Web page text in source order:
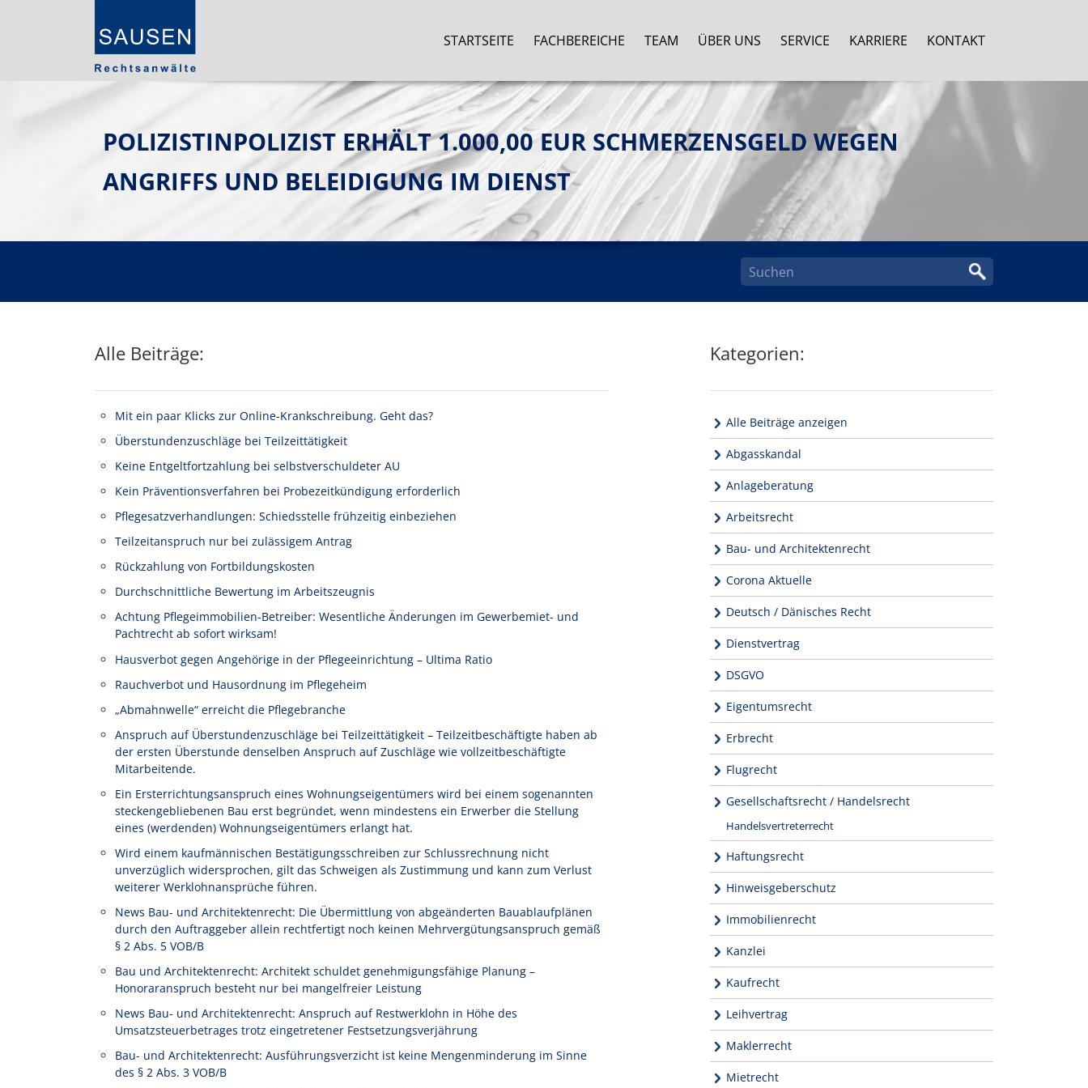
STARTSEITE FACHBEREICHE TEAM ÜBER UNS SERVICE KARRIERE KONTAKT
POLIZISTINPOLIZIST ERHÄLT 1.000,00 EUR SCHMERZENSGELD WEGEN
ANGRIFFS UND BELEIDIGUNG IM DIENST
Alle Beiträge:
Mit ein paar Klicks zur Online-Krankschreibung. Geht das?
Überstundenzuschläge bei Teilzeittätigkeit
Keine Entgeltfortzahlung bei selbstverschuldeter AU
Kein Präventionsverfahren bei Probezeitkündigung erforderlich
Pflegesatzverhandlungen: Schiedsstelle frühzeitig einbeziehen
Teilzeitanspruch nur bei zulässigem Antrag
Rückzahlung von Fortbildungskosten
Durchschnittliche Bewertung im Arbeitszeugnis
Achtung Pflegeimmobilien-Betreiber: Wesentliche Änderungen im Gewerbemiet- und
Pachtrecht ab sofort wirksam!
Hausverbot gegen Angehörige in der Pflegeeinrichtung – Ultima Ratio
Rauchverbot und Hausordnung im Pflegeheim
„Abmahnwelle“ erreicht die Pflegebranche
Anspruch auf Überstundenzuschläge bei Teilzeittätigkeit – Teilzeitbeschäftigte haben ab
der ersten Überstunde denselben Anspruch auf Zuschläge wie vollzeitbeschäftigte
Mitarbeitende.
Ein Ersterrichtungsanspruch eines Wohnungseigentümers wird bei einem sogenannten
steckengebliebenen Bau erst begründet, wenn mindestens ein Erwerber die Stellung
eines (werdenden) Wohnungseigentümers erlangt hat.
Wird einem kaufmännischen Bestätigungsschreiben zur Schlussrechnung nicht
unverzüglich widersprochen, gilt das Schweigen als Zustimmung und kann zum Verlust
weiterer Werklohnansprüche führen.
News Bau- und Architektenrecht: Die Übermittlung von abgeänderten Bauablaufplänen
durch den Auftraggeber allein rechtfertigt noch keinen Mehrvergütungsanspruch gemäß
§ 2 Abs. 5 VOB/B
Bau und Architektenrecht: Architekt schuldet genehmigungsfähige Planung –
Honoraranspruch besteht nur bei mangelfreier Leistung
News Bau- und Architektenrecht: Anspruch auf Restwerklohn in Höhe des
Umsatzsteuerbetrages trotz eingetretener Festsetzungsverjährung
Bau- und Architektenrecht: Ausführungsverzicht ist keine Mengenminderung im Sinne
des § 2 Abs. 3 VOB/B
Kategorien:
Alle Beiträge anzeigen
Abgasskandal
Anlageberatung
Arbeitsrecht
Bau- und Architektenrecht
Corona Aktuelle
Deutsch / Dänisches Recht
Dienstvertrag
DSGVO
Eigentumsrecht
Erbrecht
Flugrecht
Gesellschaftsrecht / Handelsrecht
Handelsvertreterrecht
Haftungsrecht
Hinweisgeberschutz
Immobilienrecht
Kanzlei
Kaufrecht
Leihvertrag
Maklerrecht
Mietrecht